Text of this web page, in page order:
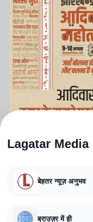
CORRECTIONS POLICY
Lagatar Media
बेहतर न्यूज़ अनुभव
ब्राउज़र में ही